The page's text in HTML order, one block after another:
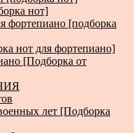
нот]
фортепиано [подборка
нот для фортепиано]
[Подборка от
лет [Подборка